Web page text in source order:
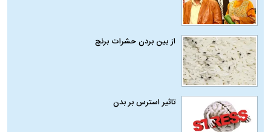
از بین بردن حشرات برنج
تاثیر استرس بر بدن